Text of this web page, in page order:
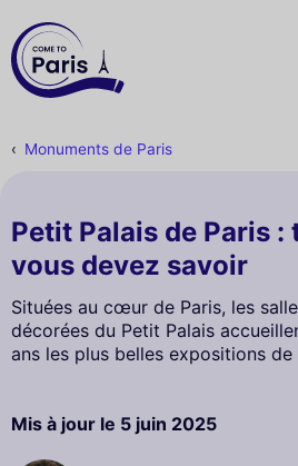
Monuments de Paris
Petit Palais de Paris :
vous devez savoir
Situées au cœur de Paris, les
décorées du Petit Palais
ans les plus belles expositions de
Mis à jour le 5 juin 2025